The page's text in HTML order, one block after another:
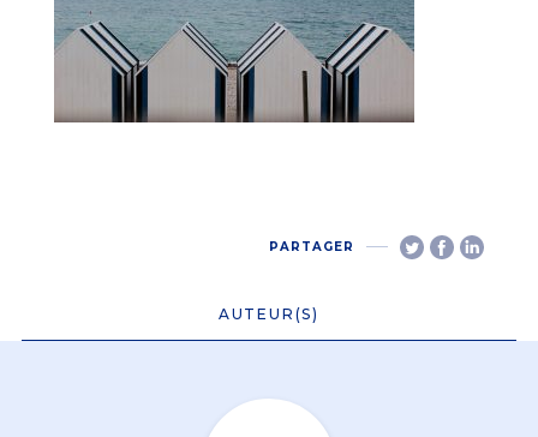
PARTAGER
AUTEUR(S)